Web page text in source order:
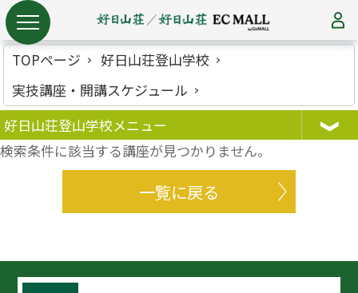
TOPページ
好日山荘登山学校
実技講座・開講スケジュール
好日山荘登山学校メニュー
検索条件に該当する講座が見つかりません。
一覧に戻る